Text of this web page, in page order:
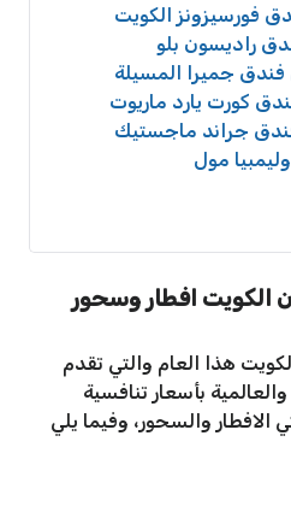
فورسيزونز الكويت
راديسون بلو
جميرا المسيلة
كورت يارد ماريوت
جراند ماجستيك
مول
افطار وسحور
هذا العام والتي تقدم
بأسعار تنافسية
والسحور، وفيما يلي